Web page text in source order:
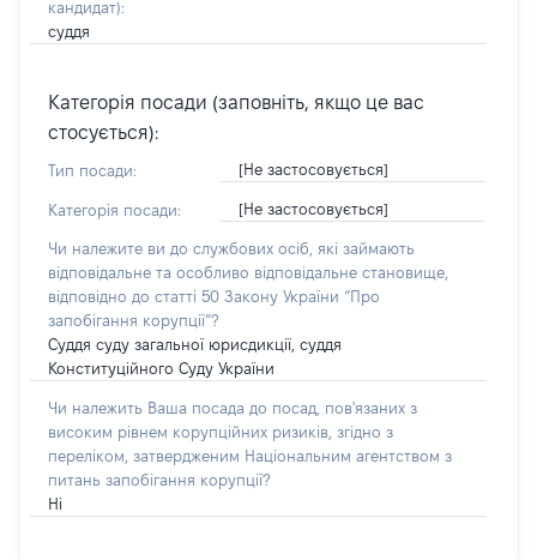
кандидат):
суддя
Категорія посади (заповніть, якщо це вас
стосується):
Тип посади: [Не застосовується]
Категорія посади: [Не застосовується]
Чи належите ви до службових осіб, які займають
відповідальне та особливо відповідальне становище,
відповідно до статті 50 Закону України “Про
запобігання корупції”?
Суддя суду загальної юрисдикції, суддя
Конституційного Суду України
Чи належить Ваша посада до посад, пов'язаних з
високим рівнем корупційних ризиків, згідно з
переліком, затвердженим Національним агентством з
питань запобігання корупції?
Ні